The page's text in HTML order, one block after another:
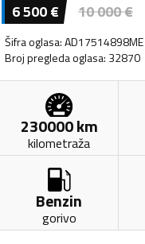
6 500€ 10 000€
Šifra oglasa:AD17514898ME
Broj pregleda oglasa: 32870
230000km
kilometraža
Benzin
gorivo